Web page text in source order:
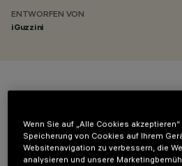
ENTWORFEN VON
iGuzzini
FARBE
Wenn Sie auf „Alle Cookies
Speicherung von Cookies auf Ihrem
Websitenavigation zu verbessern, die
analysieren und unsere